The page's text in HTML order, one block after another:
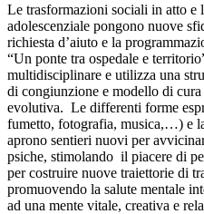
Le trasformazioni sociali in atto e
adolescenziale pongono nuove
richiesta d’aiuto e la
“Un ponte tra ospedale e
multidisciplinare e utilizza una
di congiunzione e modello di
evolutiva. Le differenti forme
fumetto, fotografia, musica,…) e
aprono sentieri nuovi per
psiche, stimolando il piacere di
per costruire nuove traiettorie di
promuovendo la salute mentale
ad una mente vitale, creativa e